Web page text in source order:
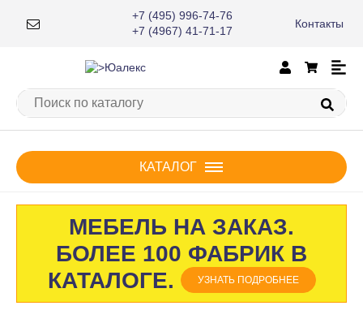
+7 (495) 996-74-76
+7 (4967) 41-71-17
Контакты
×
КАТАЛОГ
МЕБЕЛЬ НА ЗАКАЗ.
БОЛЕЕ 100 ФАБРИК В
КАТАЛОГЕ.
УЗНАТЬ ПОДРОБНЕЕ